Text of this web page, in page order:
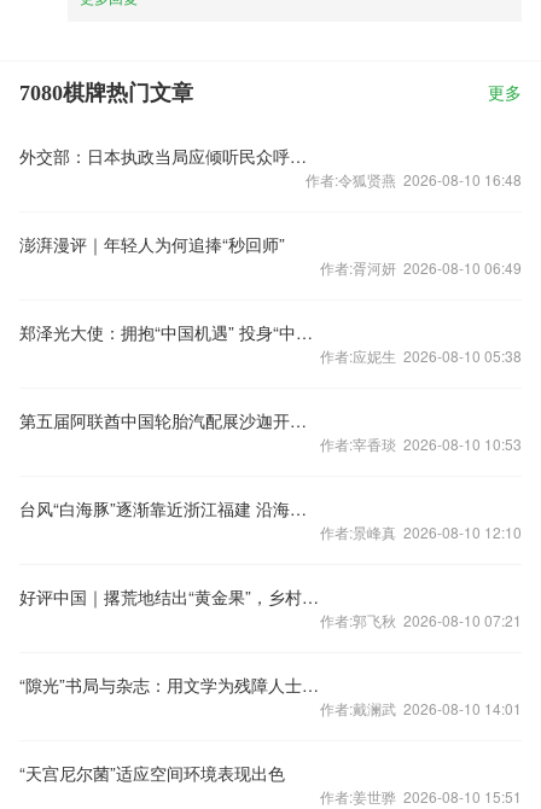
7080棋牌热门文章 更多
外交部：日本执政当局应倾听民众呼声 停止在核问题上玩火
作者:令狐贤燕 2026-08-10 16:48
澎湃漫评｜年轻人为何追捧“秒回师”
作者:胥河妍 2026-08-10 06:49
郑泽光大使：拥抱“中国机遇” 投身“中国梦”
作者:应妮生 2026-08-10 05:38
第五届阿联酋中国轮胎汽配展沙迦开幕 山东汽车产业集群组团亮相
作者:宰香琰 2026-08-10 10:53
台风“白海豚”逐渐靠近浙江福建 沿海多地停航停工应对防范
作者:景峰真 2026-08-10 12:10
好评中国｜撂荒地结出“黄金果”，乡村振兴图景美
作者:郭飞秋 2026-08-10 07:21
“隙光”书局与杂志：用文学为残障人士点亮生命之光
作者:戴澜武 2026-08-10 14:01
“天宫尼尔菌”适应空间环境表现出色
作者:姜世骅 2026-08-10 15:51